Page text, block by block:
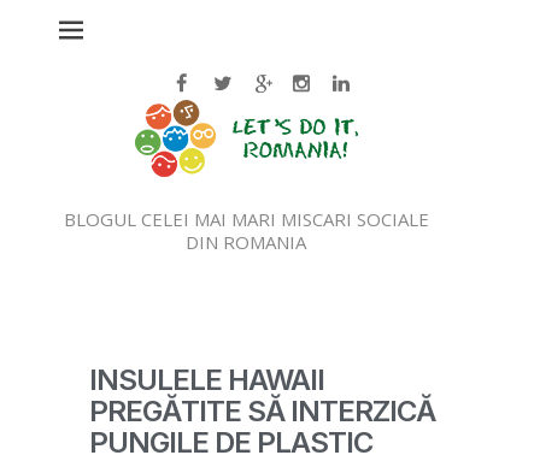
BLOGUL CELEI MAI MARI MISCARI SOCIALE
DIN ROMANIA
INSULELE HAWAII
PREGĂTITE SĂ INTERZICĂ
PUNGILE DE PLASTIC